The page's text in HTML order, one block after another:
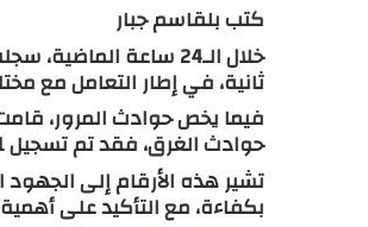
كتب بلقاسم جبار
ثانية، في إطار التعامل مع
حوادث الغرق، فقد تم تسجيل 391 تدخلًا أدى إلى إنقاذ 274 شخصًا، بينما تم تسجيل 3 حالات وفاة.
تشير هذه الأرقام إلى الجهود
بكفاءة، مع التأكيد على